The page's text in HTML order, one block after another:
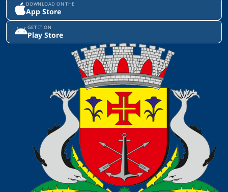
DOWNLOAD ON THE
App Store
GET IT ON
Play Store